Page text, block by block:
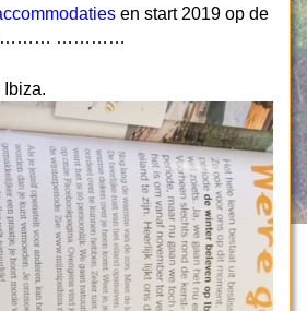
en start 2019 op de
…………
Ibiza.